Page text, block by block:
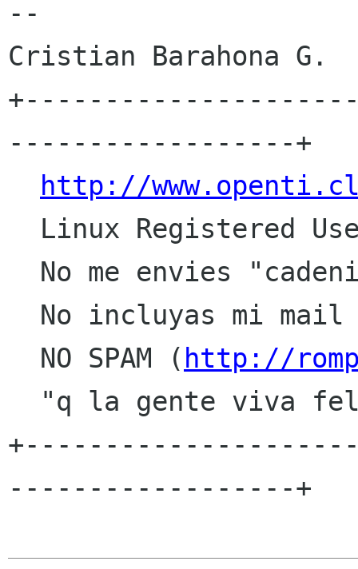
--
Cristian Barahona G.
------------------+
http://
  NO SPAM (
http://
------------------+